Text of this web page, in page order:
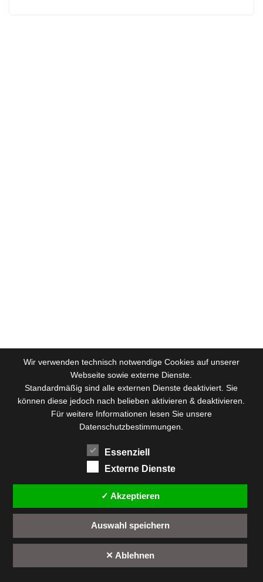
Wir verwenden technisch notwendige Cookies auf unserer
Webseite sowie externe Dienste.
Standardmäßig sind alle externen Dienste deaktiviert. Sie
können diese jedoch nach belieben aktivieren & deaktivieren.
Für weitere Informationen lesen Sie unsere
Datenschutzbestimmungen.
Essenziell
Externe Dienste
✓ Akzeptieren
Auswahl speichern
✕ Ablehnen